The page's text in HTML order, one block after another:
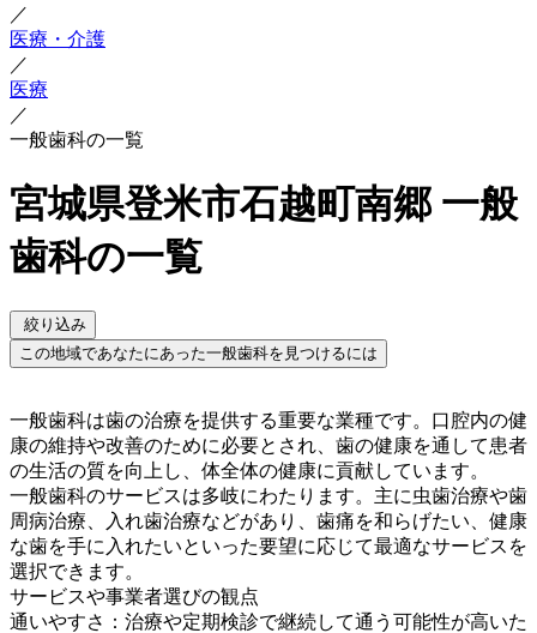
／
医療・介護
／
医療
／
一般歯科の一覧
宮城県登米市石越町南郷 一般
歯科の一覧
絞り込み
この地域であなたにあった一般歯科を見つけるには
一般歯科は歯の治療を提供する重要な業種です。口腔内の健
康の維持や改善のために必要とされ、歯の健康を通して患者
の生活の質を向上し、体全体の健康に貢献しています。
一般歯科のサービスは多岐にわたります。主に虫歯治療や歯
周病治療、入れ歯治療などがあり、歯痛を和らげたい、健康
な歯を手に入れたいといった要望に応じて最適なサービスを
選択できます。
サービスや事業者選びの観点
通いやすさ：治療や定期検診で継続して通う可能性が高いた